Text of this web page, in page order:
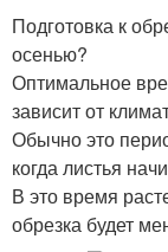
Подготовка к
осенью?
Оптимальное
зависит от
Обычно это
когда листья
В это время
обрезка будет